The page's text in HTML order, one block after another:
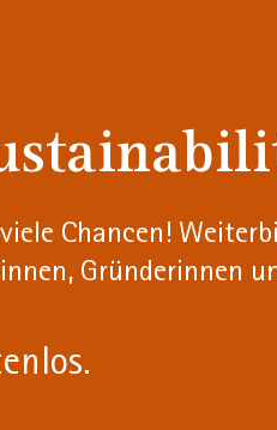
Chancen!
Gründerinnen